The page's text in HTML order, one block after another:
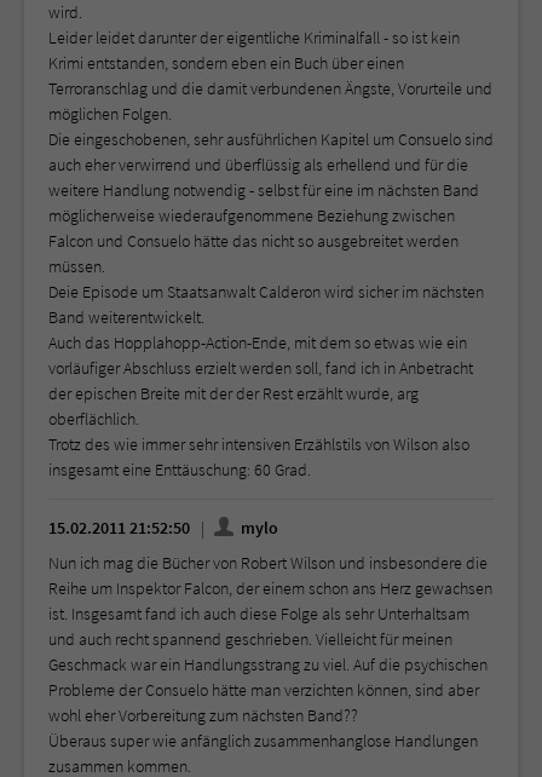
wird.
Leider leidet darunter der eigentliche Kriminalfall - so ist kein
Krimi entstanden, sondern eben ein Buch über einen
Terroranschlag und die damit verbundenen Ängste, Vorurteile und
möglichen Folgen.
Die eingeschobenen, sehr ausführlichen Kapitel um Consuelo sind
auch eher verwirrend und überflüssig als erhellend und für die
weitere Handlung notwendig - selbst für eine im nächsten Band
möglicherweise wiederaufgenommene Beziehung zwischen
Falcon und Consuelo hätte das nicht so ausgebreitet werden
müssen.
Deie Episode um Staatsanwalt Calderon wird sicher im nächsten
Band weiterentwickelt.
Auch das Hopplahopp-Action-Ende, mit dem so etwas wie ein
vorläufiger Abschluss erzielt werden soll, fand ich in Anbetracht
der epischen Breite mit der der Rest erzählt wurde, arg
oberflächlich.
Trotz des wie immer sehr intensiven Erzählstils von Wilson also
insgesamt eine Enttäuschung: 60 Grad.
15.02.2011 21:52:50
mylo
Nun ich mag die Bücher von Robert Wilson und insbesondere die
Reihe um Inspektor Falcon, der einem schon ans Herz gewachsen
ist. Insgesamt fand ich auch diese Folge als sehr Unterhaltsam
und auch recht spannend geschrieben. Vielleicht für meinen
Geschmack war ein Handlungsstrang zu viel. Auf die psychischen
Probleme der Consuelo hätte man verzichten können, sind aber
wohl eher Vorbereitung zum nächsten Band??
Überaus super wie anfänglich zusammenhanglose Handlungen
zusammen kommen.